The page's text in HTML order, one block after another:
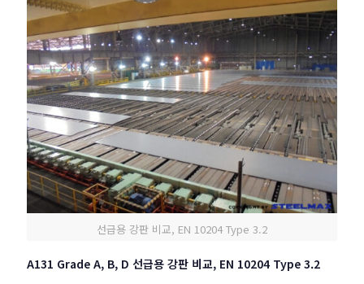
선급용 강판 비교, EN 10204 Type 3.2
A131 Grade A, B, D 선급용 강판 비교, EN 10204 Type 3.2